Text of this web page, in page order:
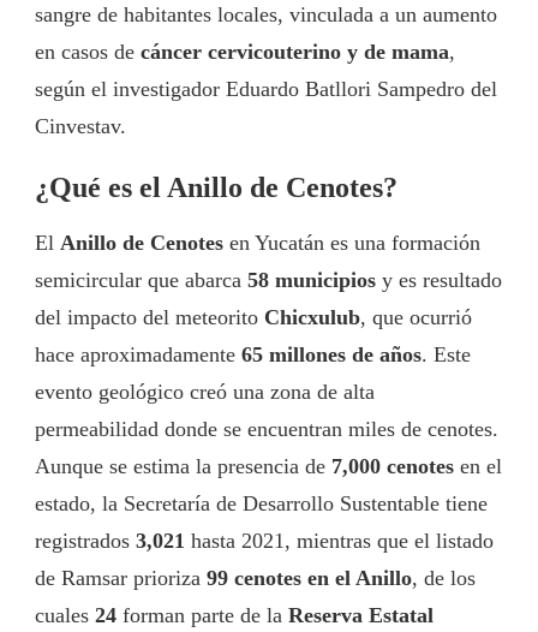
sangre de habitantes locales, vinculada a un aumento
en casos de cáncer cervicouterino y de mama,
según el investigador Eduardo Batllori Sampedro del
Cinvestav.
¿Qué es el Anillo de Cenotes?
El Anillo de Cenotes en Yucatán es una formación
semicircular que abarca 58 municipios y es resultado
del impacto del meteorito Chicxulub, que ocurrió
hace aproximadamente 65 millones de años. Este
evento geológico creó una zona de alta
permeabilidad donde se encuentran miles de cenotes.
Aunque se estima la presencia de 7,000 cenotes en el
estado, la Secretaría de Desarrollo Sustentable tiene
registrados 3,021 hasta 2021, mientras que el listado
de Ramsar prioriza 99 cenotes en el Anillo, de los
cuales 24 forman parte de la Reserva Estatal